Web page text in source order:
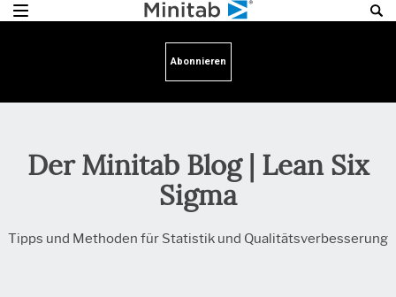
Abonnieren
Der Minitab Blog | Lean Six
Sigma
Tipps und Methoden für Statistik und Qualitätsverbesserung